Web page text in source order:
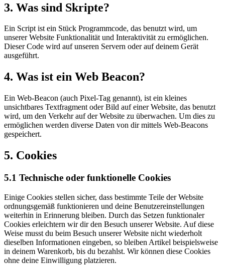
3. Was sind Skripte?
Ein Script ist ein Stück Programmcode, das benutzt wird, um
unserer Website Funktionalität und Interaktivität zu ermöglichen.
Dieser Code wird auf unseren Servern oder auf deinem Gerät
ausgeführt.
4. Was ist ein Web Beacon?
Ein Web-Beacon (auch Pixel-Tag genannt), ist ein kleines
unsichtbares Textfragment oder Bild auf einer Website, das benutzt
wird, um den Verkehr auf der Website zu überwachen. Um dies zu
ermöglichen werden diverse Daten von dir mittels Web-Beacons
gespeichert.
5. Cookies
5.1 Technische oder funktionelle Cookies
Einige Cookies stellen sicher, dass bestimmte Teile der Website
ordnungsgemäß funktionieren und deine Benutzereinstellungen
weiterhin in Erinnerung bleiben. Durch das Setzen funktionaler
Cookies erleichtern wir dir den Besuch unserer Website. Auf diese
Weise musst du beim Besuch unserer Website nicht wiederholt
dieselben Informationen eingeben, so bleiben Artikel beispielsweise
in deinem Warenkorb, bis du bezahlst. Wir können diese Cookies
ohne deine Einwilligung platzieren.